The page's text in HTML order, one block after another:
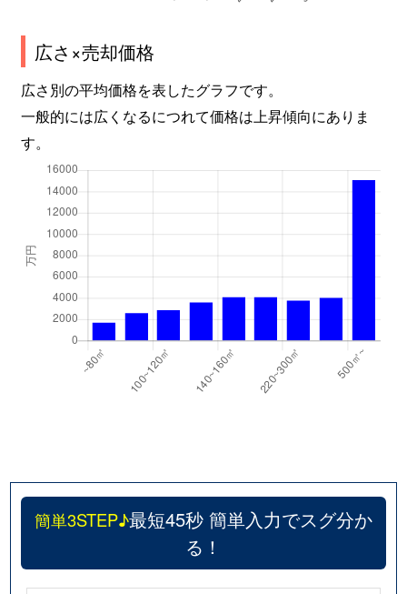
広さ×売却価格
広さ別の平均価格を表したグラフです。
一般的には広くなるにつれて価格は上昇傾向にありま
す。
簡単3STEP♪最短45秒 簡単入力でスグ分か
る！